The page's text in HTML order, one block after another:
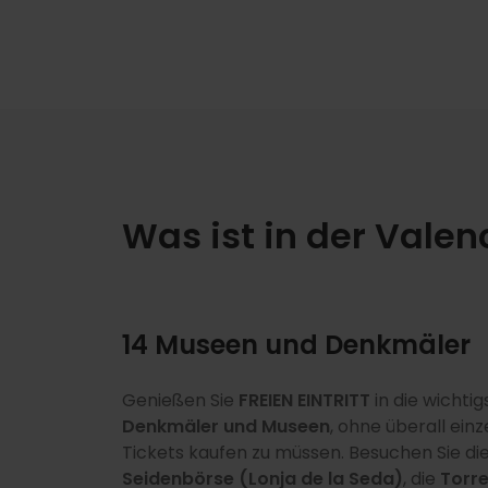
Was ist in der
14 Museen und Denkmäler
Genießen Sie FREIEN EINTRITT in die
Denkmäler und Museen, ohne überall
Tickets kaufen zu müssen. Besuchen Sie die
Seidenbörse (Lonja de la Seda), die
Bis zu 50 % Rabatt auf die wichtigsten
Sehenswürdigkeiten der Stadt wie die
der Künste und Wissenschaften (Ciudad
las Artes y las Ciencias), das
Nur in den Modi 24, 48 und 72 Stunden
bewegen Sie sich bequem durch Valencia
Die7-Tage-Optionbeinhaltet exklusiv
freien Eintritt in die Kathedrale von